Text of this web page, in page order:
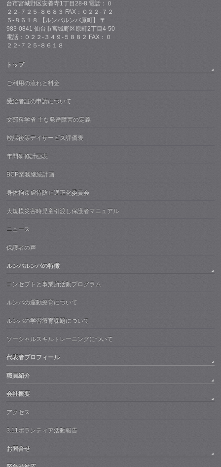
台市宮城野区安養寺1丁目28-8 電話：０
２２-７２５-８６８３ FAX：０２２-７２
５-８６１８ 【ルンバルンバ原町】 〒
983-0841 仙台市宮城野区原町2丁目4-50
電話：０２２-３４９-５８８２ FAX：０
２２-７２５-８６１８
トップ
ご利用の流れと料金
受給者証の申請について
文部科学省 主な発達障害の定義
放課後等デイサービス評価表
年間研修計画表
BCP業務継続計画
身体拘束虐待防止適正化委員会
大規模災害時児童引渡し保護者マニュアル
ニュース
保護者の声
ルンバルンバの特徴
コンセプトと事業所活動プログラム
ルンバの運動療育について
ルンバの学習療育課題について
ソーシャルスキルトレーニングについて
代表者プロフィール
職員紹介
会社概要
アクセス
3.11ボランティア活動報告
お問合せ